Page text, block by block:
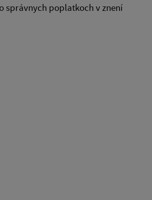
správnych poplatkoch v znení